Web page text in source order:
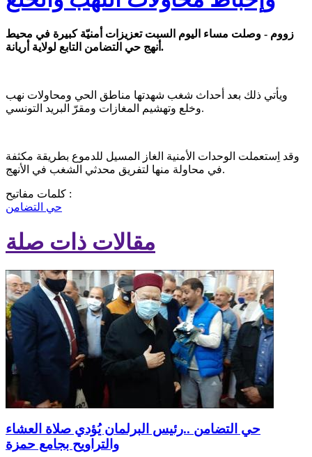
زووم - وصلت مساء اليوم السبت تعزيزات أمنيّة كبيرة في محيط
أنهج حي التضامن التابع لولاية أريانة.
ويأتي ذلك بعد أحداث شغب شهدتها مناطق الحي ومحاولات نهب
وخلع وتهشيم المغازات ومقرّ البريد التونسي.
وقد اِستعملت الوحدات الأمنية الغاز المسيل للدموع بطريقة مكثفة
في محاولة منها لتفريق محدثي الشغب في الأنهج.
كلمات مفاتيح :
حي التضامن
مقالات ذات صلة
حي التضامن ..رئيس البرلمان يُؤدي صلاة العشاء
والتراويح بجامع حمزة